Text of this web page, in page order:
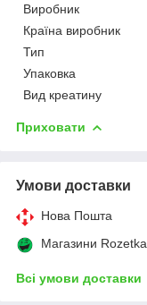
Виробник
Країна виробник
Тип
Упаковка
Вид креатину
Приховати
Умови доставки
Нова Пошта
Магазини Rozetka
Всі умови доставки